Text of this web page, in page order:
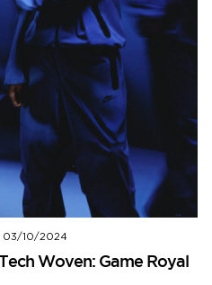
03/10/2024
Woven: Game Royal